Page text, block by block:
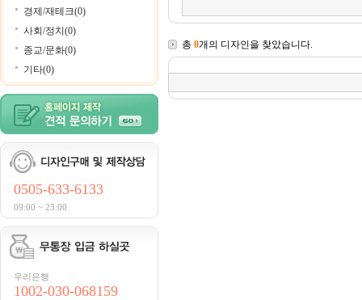
경제/재테크(0)
사회/정치(0)
종교/문화(0)
기타(0)
0505-633-6133
09:00 ~ 23:00
우리은행
1002-030-068159
총 0개의 디자인을 찾았습니다.